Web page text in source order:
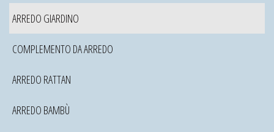
ARREDO GIARDINO
COMPLEMENTO DA ARREDO
ARREDO RATTAN
ARREDO BAMBÙ